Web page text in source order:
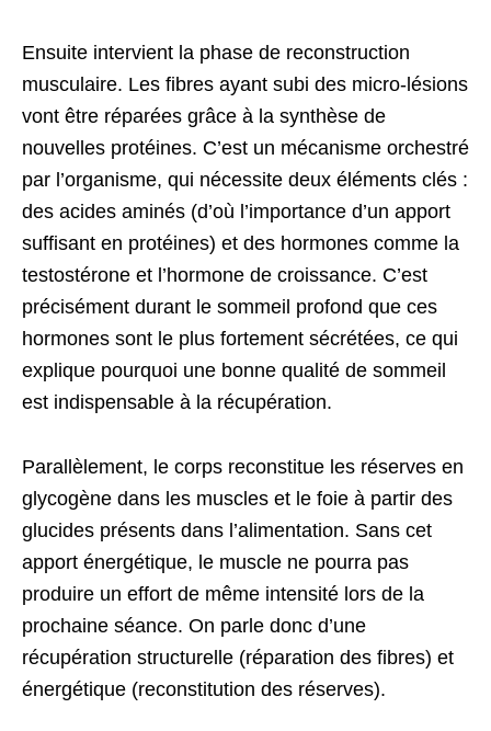
Ensuite intervient la phase de reconstruction
musculaire. Les fibres ayant subi des micro-lésions
vont être réparées grâce à la synthèse de
nouvelles protéines. C’est un mécanisme orchestré
par l’organisme, qui nécessite deux éléments clés :
des acides aminés (d’où l’importance d’un apport
suffisant en protéines) et des hormones comme la
testostérone et l’hormone de croissance. C’est
précisément durant le sommeil profond que ces
hormones sont le plus fortement sécrétées, ce qui
explique pourquoi une bonne qualité de sommeil
est indispensable à la récupération.
Parallèlement, le corps reconstitue les réserves en
glycogène dans les muscles et le foie à partir des
glucides présents dans l’alimentation. Sans cet
apport énergétique, le muscle ne pourra pas
produire un effort de même intensité lors de la
prochaine séance. On parle donc d’une
récupération structurelle (réparation des fibres) et
énergétique (reconstitution des réserves).